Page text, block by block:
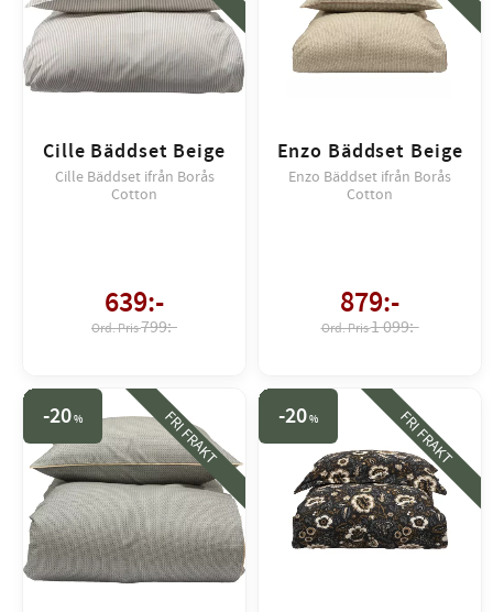
Cille Bäddset Beige
Cille Bäddset ifrån Borås
Cotton
639:-
799:-
Enzo Bäddset Beige
Enzo Bäddset ifrån Borås
Cotton
879:-
1 099:-
20% FRI FRAKT 20% FRI FRAKT